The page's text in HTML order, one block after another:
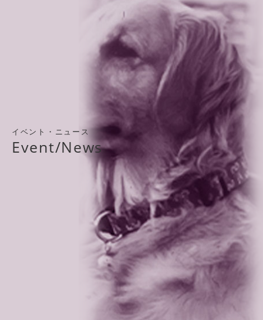
イベント・ニュース
Event/News